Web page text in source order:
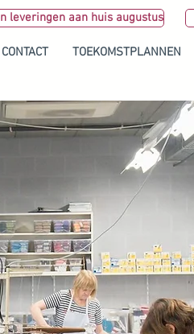
leveringen aan huis augustus
CONTACT TOEKOMSTPLANNEN